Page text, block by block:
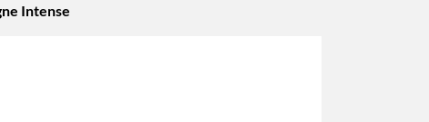
Intense